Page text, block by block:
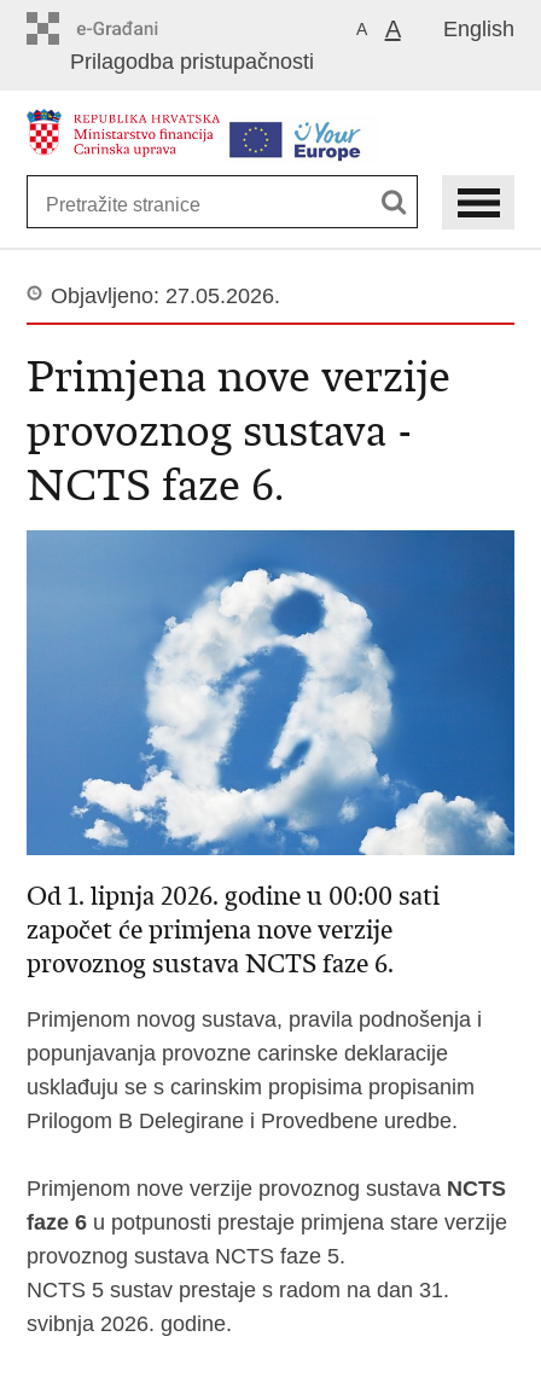
sadržaj
English
A A
Prilagodba pristupačnosti
Objavljeno: 27.05.2026.
Primjena nove verzije
provoznog sustava -
NCTS faze 6.
Od 1. lipnja 2026. godine u 00:00 sati
započet će primjena nove verzije
provoznog sustava NCTS faze 6.
Primjenom novog sustava, pravila podnošenja i
popunjavanja provozne carinske deklaracije
usklađuju se s carinskim propisima propisanim
Prilogom B Delegirane i Provedbene uredbe.
Primjenom nove verzije provoznog sustava NCTS
faze 6 u potpunosti prestaje primjena stare verzije
provoznog sustava NCTS faze 5.
NCTS 5 sustav prestaje s radom na dan 31.
svibnja 2026. godine.